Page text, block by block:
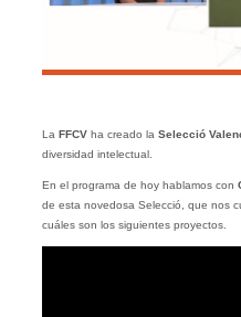
La FFCVha creado la Selecció
diversidad intelectual.
En el programa de hoy hablamos con
de esta novedosa Selecció, que nos
cuáles son los siguientes proyectos.